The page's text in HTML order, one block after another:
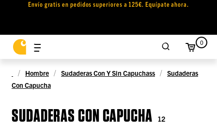
Envío gratis en pedidos superiores a 125€. Equípate ahora.
0
Hombre Sudaderas Con Y Sin Capuchass
Sudaderas
Con Capucha
SUDADERAS CON CAPUCHA 12